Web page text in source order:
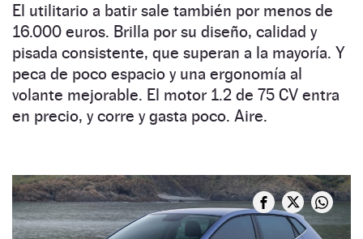
El utilitario a batir sale también por menos de
16.000 euros. Brilla por su diseño, calidad y
pisada consistente, que superan a la mayoría. Y
peca de poco espacio y una ergonomía al
volante mejorable. El motor 1.2 de 75 CV entra
en precio, y corre y gasta poco. Aire.